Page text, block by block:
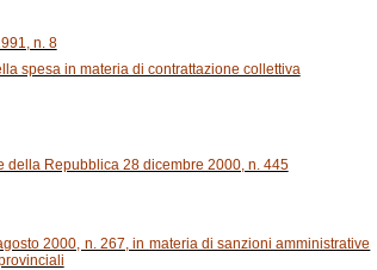
n. 8
spesa in materia di contrattazione collettiva
della Repubblica 28 dicembre 2000, n. 445
2000, n. 267, in materia di sanzioni amministrative